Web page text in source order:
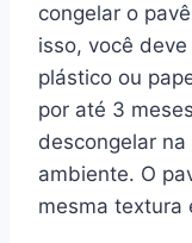
congelar o
isso, você
plástico ou
por até 3
descongelar
ambiente. O
mesma textura